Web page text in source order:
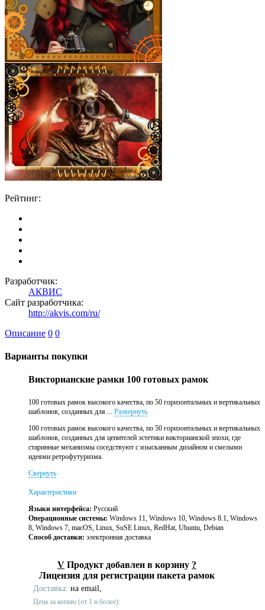
Рейтинг:
Разработчик:
АКВИС
Сайт разработчика:
http://akvis.com/ru/
Описание 0 0
Варианты покупки
Викторианские рамки 100 готовых рамок
100 готовых рамок высокого качества, по 50 горизонтальных и вертикальных
шаблонов, созданных для ... Развернуть
100 готовых рамок высокого качества, по 50 горизонтальных и вертикальных
шаблонов, созданных для ценителей эстетики викторианской эпохи, где
старинные механизмы соседствуют с изысканным дизайном и смелыми
идеями ретрофутуризма.
Свернуть
Характеристики
Языки интерфейса: Русский
Операционные системы: Windows 11, Windows 10, Windows 8.1, Windows
8, Windows 7, macOS, Linux, SuSE Linux, RedHat, Ubuntu, Debian
Способ доставки: электронная доставка
V Продукт добавлен в корзину ?
Лицензия для регистрации пакета рамок
Доставка: на email,
Цена за копию (от 1 и более):